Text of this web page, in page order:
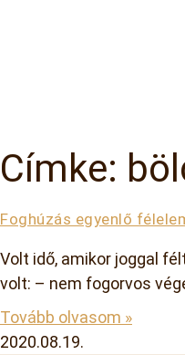
Címke:
Foghúzás egyenlő
Volt idő, amikor joggal
volt: – nem fogorvos
Tovább olvasom »
2020.08.19.